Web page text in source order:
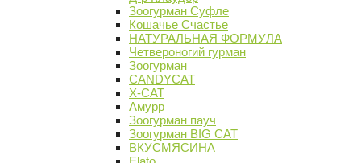
Зоогурман Суфле
Кошачье Счастье
НАТУРАЛЬНАЯ ФОРМУЛА
Четвероногий гурман
Зоогурман
CANDYCAT
X-CAT
Амурр
Зоогурман пауч
Зоогурман BIG CAT
ВКУСМЯСИНА